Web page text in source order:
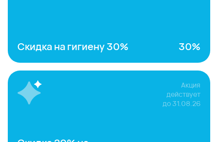
Скидка на гигиену 30% 30%
Акция
действует
до31.08.26